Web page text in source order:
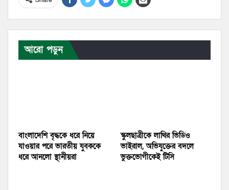
আরো পড়ুন
বাংলাদেশি বৃদ্ধকে ধরে নিয়ে
যাওয়ার পরে ভারতীয় যুবককে
ধরে আনলো স্থানীয়রা
স্কুলছাত্রীকে লাথির ভিডিও
ভাইরাল, অভিযুক্তের বদলে
ভুক্তভোগীকেই টিসি